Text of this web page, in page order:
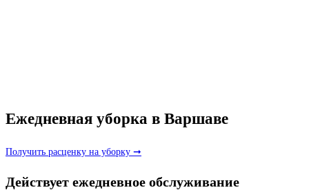
Ежедневная уборка в Варшаве
Получить расценку на уборку ➞
Действует ежедневное обслуживание